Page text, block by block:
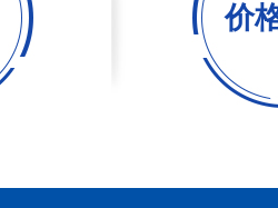
价